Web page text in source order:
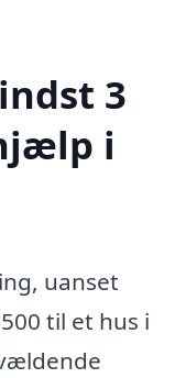
3
i
uanset
til et hus i